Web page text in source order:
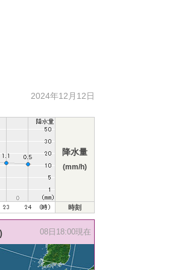
2024年12月12日
降水量
(mm/h)
時刻
08日18:00現在